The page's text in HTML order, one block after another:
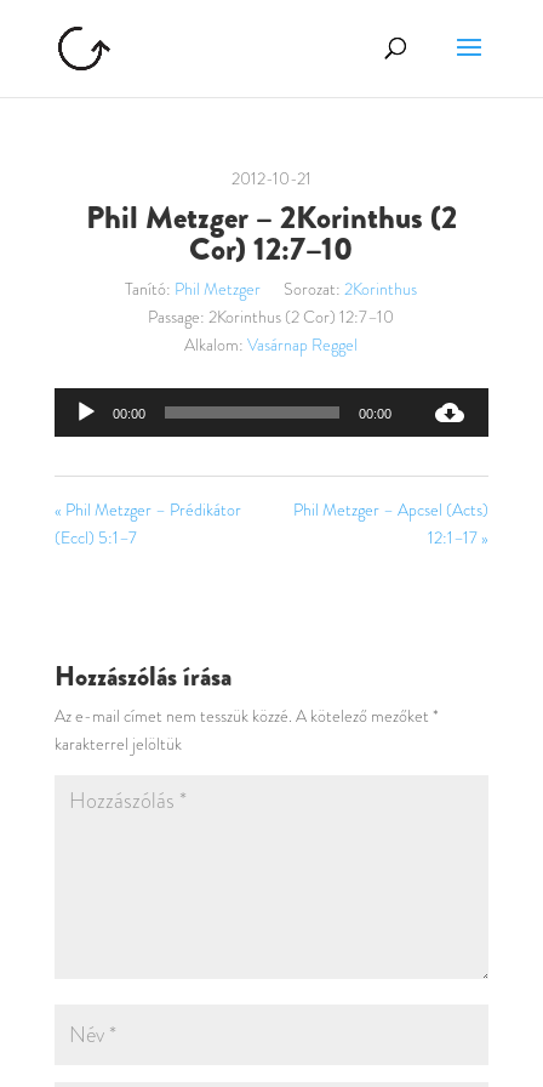
2012-10-21
Phil Metzger – 2Korinthus (2
Cor) 12:7–10
Tanító: Phil Metzger Sorozat: 2Korinthus
Passage: 2Korinthus (2 Cor) 12:7–10
Alkalom: Vasárnap Reggel
Audió
00:00 00:00
« Phil Metzger – Prédikátor
(Eccl) 5:1–7
Phil Metzger – Apcsel (Acts)
12:1–17 »
Hozzászólás írása
Az e-mail címet nem tesszük közzé. A kötelező mezőket *
karakterrel jelöltük